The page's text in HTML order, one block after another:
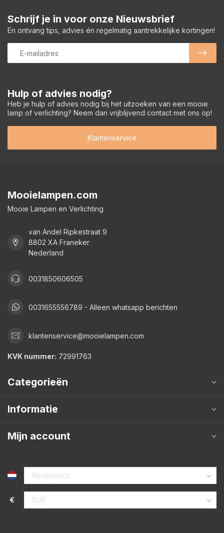
Hulp of advies nodig?
Heb je hulp of advies nodig bij het uitzoeken van een mooie
lamp of verlichting? Neem dan vrijblijvend contact met ons op!
Klantenservice
Schrijf je in voor onze Nieuwsbrief
En ontvang tips, advies én regelmatig aantrekkelijke kortingen!
Mooielampen.com
Mooie Lampen en Verlichting
van Andel Ripkestraat 9
8802 XA Franeker
Nederland
0031850606505
0031655556789 - Alleen whatsapp berichten
klantenservice@mooielampen.com
KVK nummer: 72991763
Categorieën
Informatie
Mijn account
€